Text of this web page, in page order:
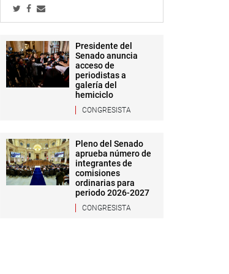
Presidente del
Senado anuncia
acceso de
periodistas a
galería del
hemiciclo
CONGRESISTA
Pleno del Senado
aprueba número de
integrantes de
comisiones
ordinarias para
periodo 2026-2027
CONGRESISTA